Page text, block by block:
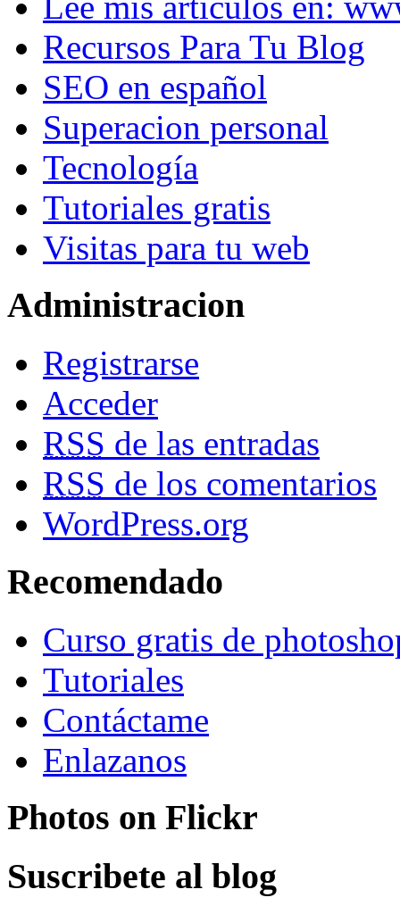
Recursos Para Tu Blog
SEO en español
Superacion personal
Tecnología
Tutoriales gratis
Visitas para tu web
Administracion
Registrarse
Acceder
RSS de las entradas
RSS de los comentarios
WordPress.org
Recomendado
Curso gratis de
Tutoriales
Contáctame
Enlazanos
Photos on Flickr
Suscribete al blog